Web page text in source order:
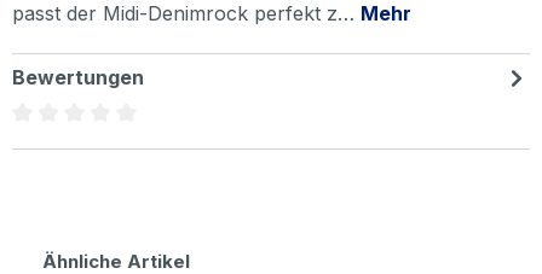
passt der Midi-Denimrock perfekt z… Mehr
Bewertungen
Produktgalerie überspringen
Ähnliche Artikel